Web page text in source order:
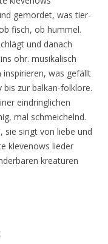
gemordet, was tier-
fisch, ob hummel.
und danach
ohr. musikalisch
inspirieren, was gefällt
zur balkan-folklore.
eindringlichen
mal schmeichelnd.
sie singt von liebe und
klevenows lieder
kreaturen
.